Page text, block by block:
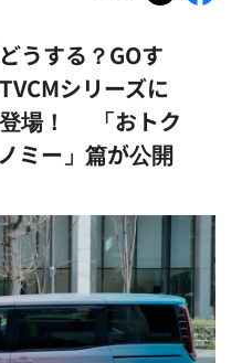
うする？GOす
シリーズに
登場！ 「おトク
ミー」篇が公開